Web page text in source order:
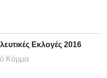
Εκλογές 2016
Κόμμα